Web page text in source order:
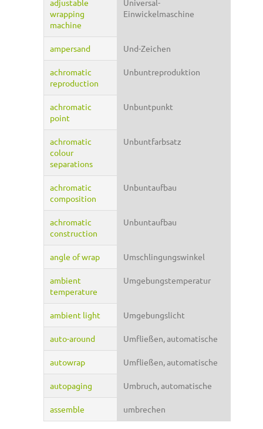
adjustable
wrapping
machine
Universal-
Einwickelmaschine
ampersand Und-Zeichen
achromatic
reproduction
Unbuntreproduktion
achromatic
point
Unbuntpunkt
achromatic
colour
separations
Unbuntfarbsatz
achromatic
composition
Unbuntaufbau
achromatic
construction
Unbuntaufbau
angle of wrap Umschlingungswinkel
ambient
temperature
Umgebungstemperatur
ambient light Umgebungslicht
auto-around Umfließen, automatische
autowrap Umfließen, automatische
autopaging Umbruch, automatische
assemble umbrechen